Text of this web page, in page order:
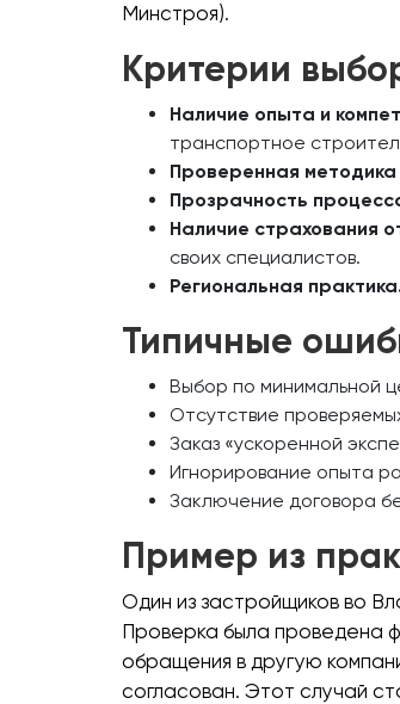
Минстроя).
Критерии
Наличие опыта и
транспортное
Проверенная
Прозрачность
Наличие страхования
своих специалистов.
Региональная
Типичные
Выбор по минимальной
Отсутствие
Заказ «ускоренной
Игнорирование опыта
Заключение договора
Пример из
Один из застройщиков во
Проверка была проведена
обращения в другую
согласован. Этот случай